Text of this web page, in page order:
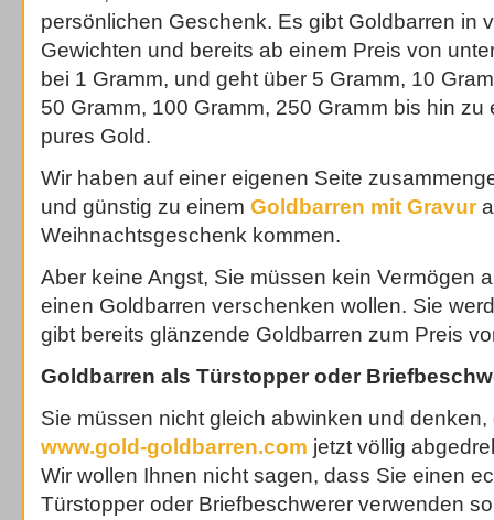
persönlichen Geschenk. Es gibt Goldbarren in
Gewichten und bereits ab einem Preis von
bei 1 Gramm, und geht über 5 Gramm, 10
50 Gramm, 100 Gramm, 250 Gramm bis hin zu
pures Gold.
Wir haben auf einer eigenen Seite
und günstig zu einem Goldbarren mit Gravur
Weihnachtsgeschenk kommen.
Aber keine Angst, Sie müssen kein Vermögen
einen Goldbarren verschenken wollen. Sie
gibt bereits glänzende Goldbarren zum Preis
Goldbarren als Türstopper oder
Sie müssen nicht gleich abwinken und denken,
www.gold-goldbarren.com jetzt völlig
Wir wollen Ihnen nicht sagen, dass Sie einen
Türstopper oder Briefbeschwerer verwenden